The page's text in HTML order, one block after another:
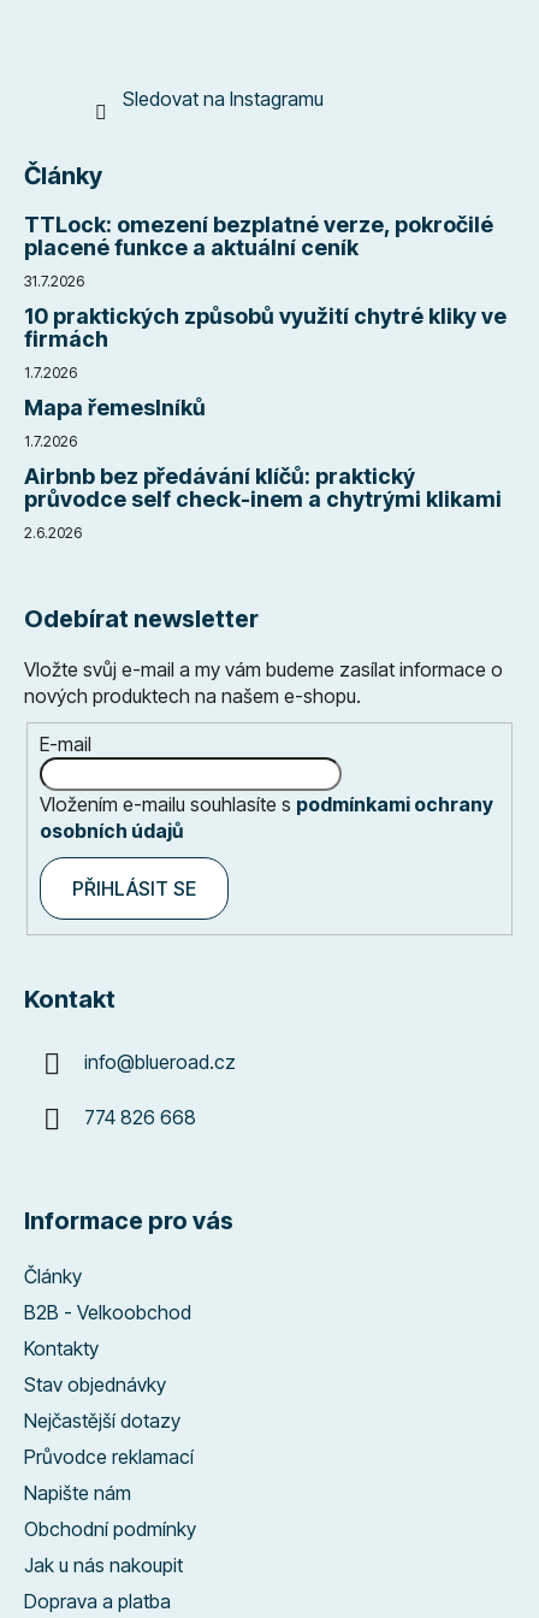
Sledovat na Instagramu
Články
TTLock: omezení bezplatné verze, pokročilé
placené funkce a aktuální ceník
31.7.2026
10 praktických způsobů využití chytré kliky ve
firmách
1.7.2026
Mapa řemeslníků
1.7.2026
Airbnb bez předávání klíčů: praktický
průvodce self check-inem a chytrými klikami
2.6.2026
Odebírat newsletter
Vložte svůj e-mail a my vám budeme zasílat informace o
nových produktech na našem e-shopu.
E-mail
Vložením e-mailu souhlasíte s podmínkami ochrany
osobních údajů
PŘIHLÁSIT SE
Kontakt
info@blueroad.cz
774 826 668
Informace pro vás
Články
B2B - Velkoobchod
Kontakty
Stav objednávky
Nejčastější dotazy
Průvodce reklamací
Napište nám
Obchodní podmínky
Jak u nás nakoupit
Doprava a platba